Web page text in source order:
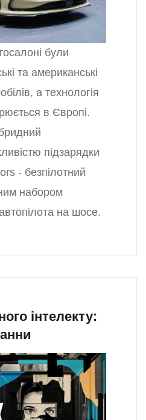
були
та американські
а технологія
в Європі.
підзарядки
- безпілотний
набором
на шосе.
інтелекту: